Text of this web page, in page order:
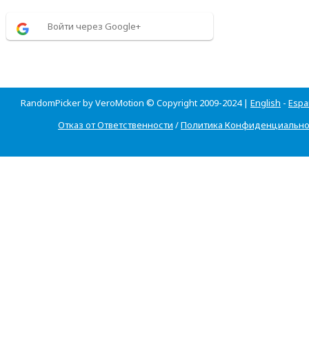
Войти через Google+
RandomPicker by VeroMotion © Copyright 2009-2024 | English -
Отказ от Ответственности /Политика